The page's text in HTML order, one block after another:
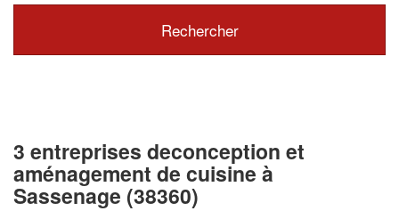
3 entreprises deconception et
aménagement de cuisine à
Sassenage (38360)